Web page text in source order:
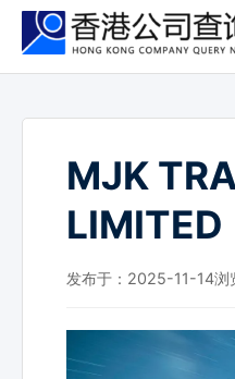
MJK
LIMITED
发布于：2025-11-14浏